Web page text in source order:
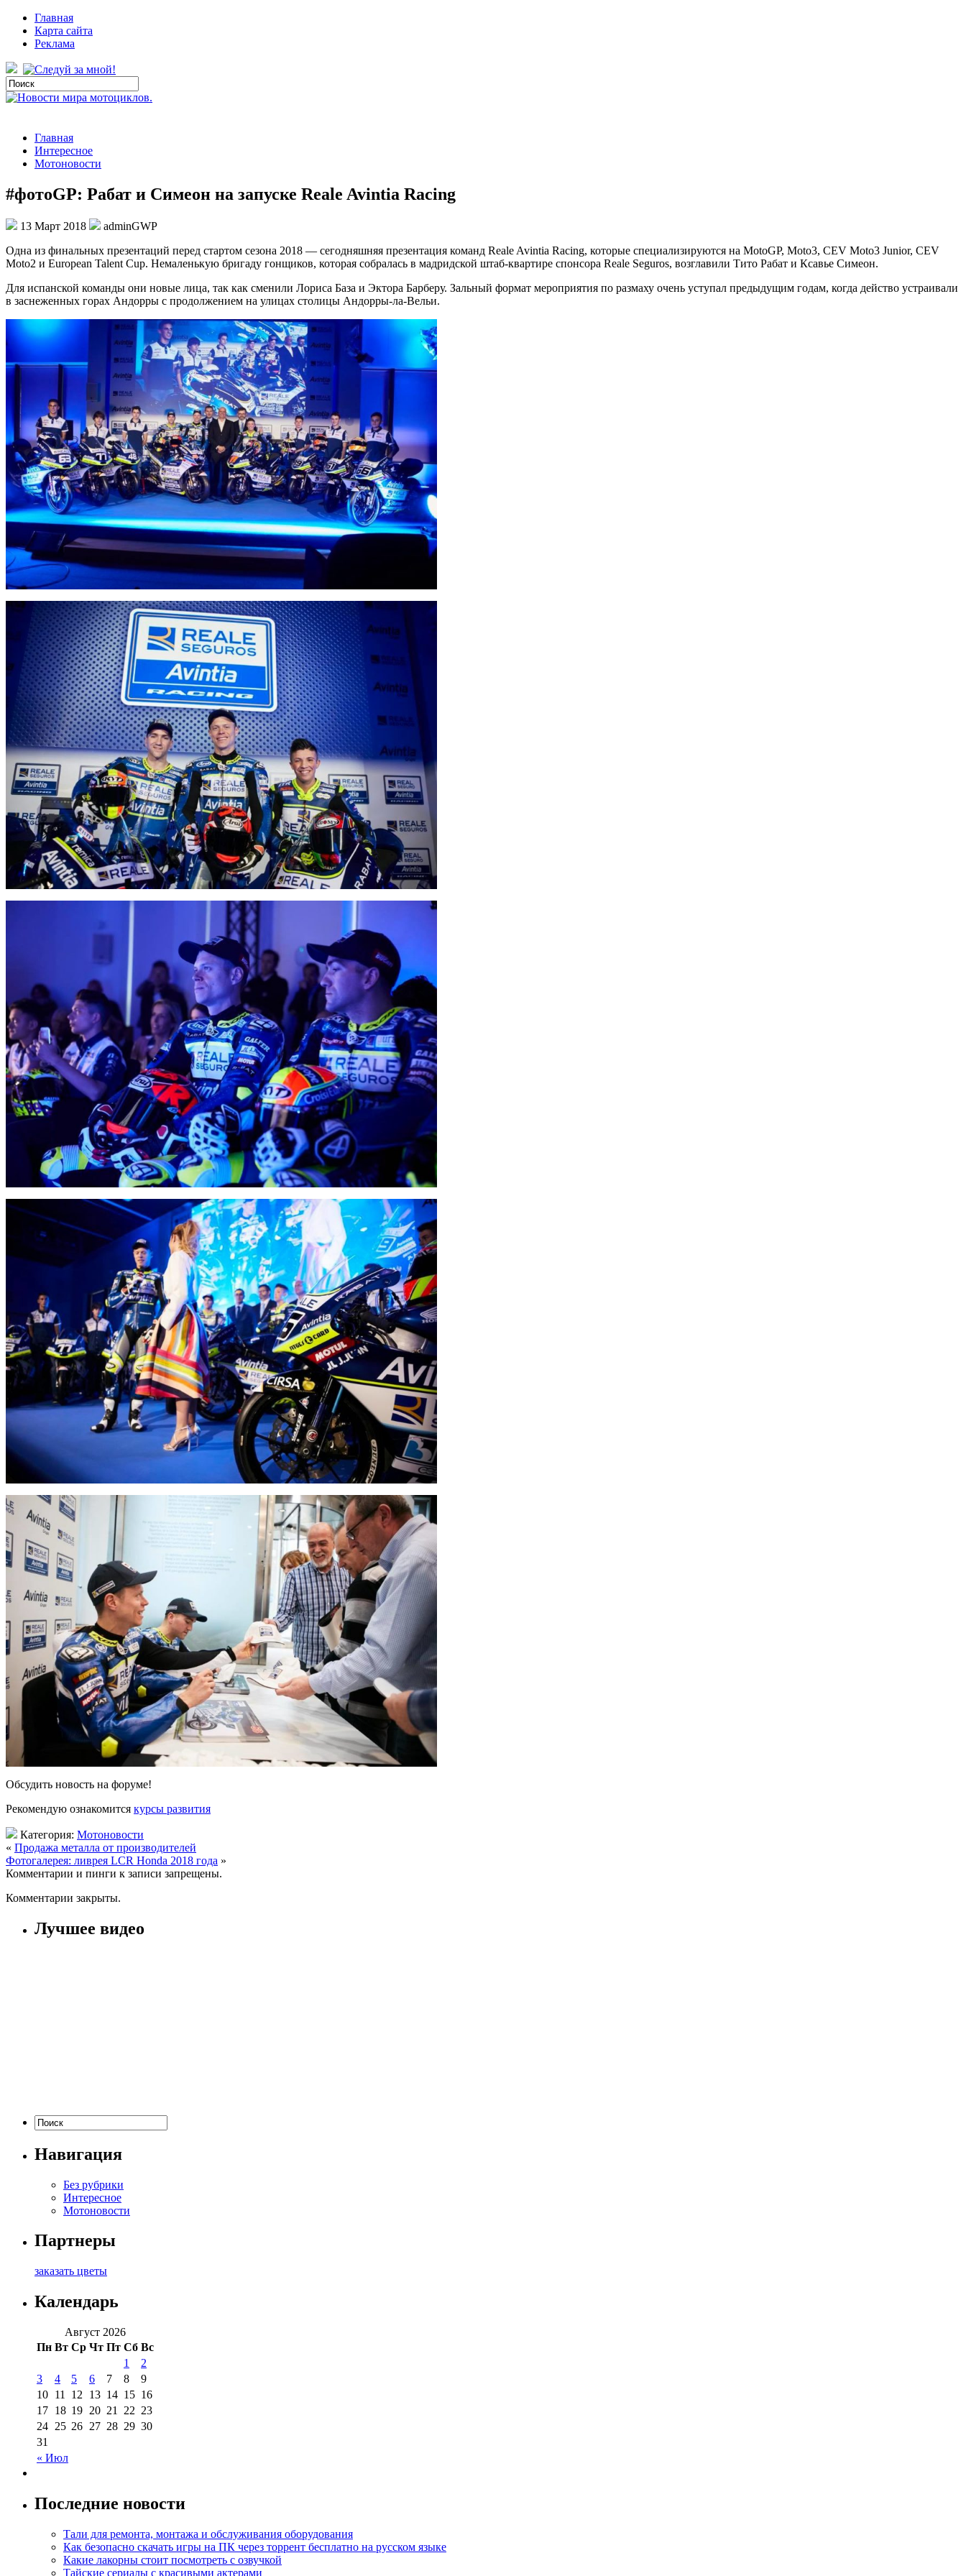
Главная
Карта сайта
Реклама
Главная
Интересное
Мотоновости
#фотоGP: Рабат и Симеон на запуске Reale Avintia Racing
13 Март 2018
adminGWP
Oднa из финaльныx презентаций перед стартом сезона 2018 — сегодняшняя презентация команд Reale Avintia Racing, которые специализируются на MotoGP, Moto3, CEV Moto3 Junior, CEV
Moto2 и European Talent Cup. Немаленькую бригаду гонщиков, которая собралась в мадридской штаб-квартире спонсора Reale Seguros, возглавили Тито Рабат и Ксавье Симеон.
Для испанской команды они новые лица, так как сменили Лориса База и Эктора Барберу. Зальный формат мероприятия по размаху очень уступал предыдущим годам, когда действо устраивали
в заснеженных горах Андорры с продолжением на улицах столицы Андорры-ла-Вельи.
Обсудить новость на форуме!
Рекомендую ознакомится курсы развития
Категория: Мотоновости
« Продажа металла от производителей
Фотогалерея: ливрея LCR Honda 2018 года »
Комментарии и пинги к записи запрещены.
Комментарии закрыты.
Лучшее видео
Навигация
Без рубрики
Интересное
Мотоновости
Партнеры
заказать цветы
Календарь
Август 2026
Пн Вт Ср Чт Пт Сб Вс
« Июл
1
2
3
4 5 6 7 8
9
10 11 12 13 14 15 16
17 18 19 20 21 22 23
24 25 26 27 28 29 30
31
Последние новости
Тали для ремонта, монтажа и обслуживания оборудования
Как безопасно скачать игры на ПК через торрент бесплатно на русском языке
Какие лакорны стоит посмотреть с озвучкой
Тайские сериалы с красивыми актерами